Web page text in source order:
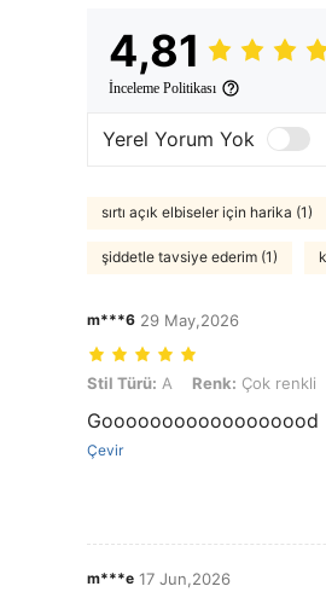
4,81
İnceleme Politikası
Yerel Yorum Yok
sırtı açık elbiseler için harika (1)
şiddetle tavsiye ederim (1)
m***6 29 May,2026
Stil Türü: A, Renk: Çok renkli,
Stil Türü: A Renk: Çok renkli
Goooooooooooooooood
Çevir
m***e 17 Jun,2026